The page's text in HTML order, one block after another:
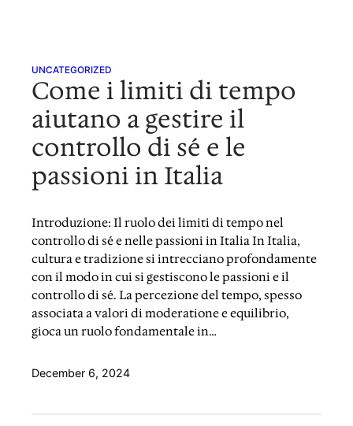
UNCATEGORIZED
Come i limiti di tempo
aiutano a gestire il
controllo di sé e le
passioni in Italia
Introduzione: Il ruolo dei limiti di tempo nel
controllo di sé e nelle passioni in Italia In Italia,
cultura e tradizione si intrecciano profondamente
con il modo in cui si gestiscono le passioni e il
controllo di sé. La percezione del tempo, spesso
associata a valori di moderatione e equilibrio,
gioca un ruolo fondamentale in…
December 6, 2024